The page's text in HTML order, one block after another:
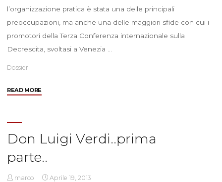
l’organizzazione pratica è stata una delle principali
preoccupazioni, ma anche una delle maggiori sfide con cui i
promotori della Terza Conferenza internazionale sulla
Decrescita, svoltasi a Venezia …
Dossier
READ MORE"Presentazione
Sostenibilita
del
a
Don Luigi Verdi..prima
parte..
marco Aprile 19, 2013